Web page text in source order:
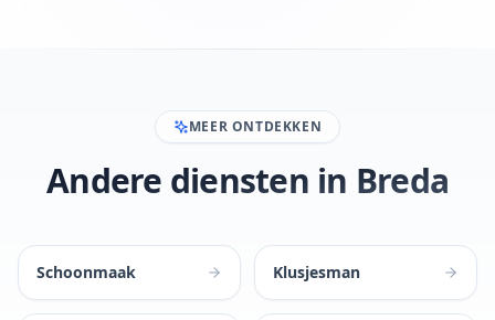
MEER ONTDEKKEN
Andere diensten in Breda
Schoonmaak Klusjesman